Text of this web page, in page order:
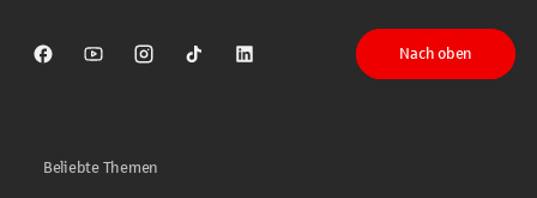
Sparkasse auf Facebook
Sparkasse auf Youtube
Sparkasse auf Instagram
Sparkasse auf TikTok
Sparkasse auf LinkedIn
Nach oben
Beliebte Themen